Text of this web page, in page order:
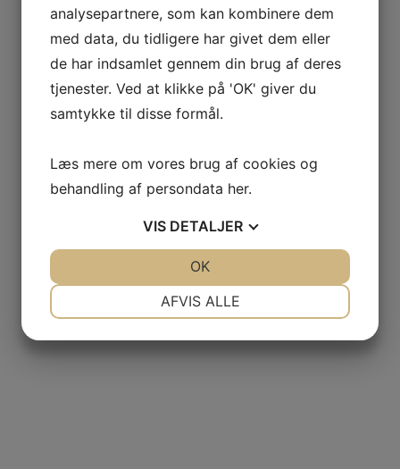
analysepartnere, som kan kombinere dem
med data, du tidligere har givet dem eller
de har indsamlet gennem din brug af deres
tjenester. Ved at klikke på 'OK' giver du
samtykke til disse formål.
Læs mere om vores brug af cookies og
behandling af persondata her.
VIS DETALJER
AFVIS ALLE
OK